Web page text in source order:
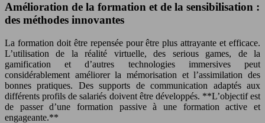
Amélioration de la formation et de la sensibilisation :
des méthodes innovantes
La formation doit être repensée pour être plus attrayante et efficace.
L’utilisation de la réalité virtuelle, des serious games, de la
gamification et d’autres technologies immersives peut
considérablement améliorer la mémorisation et l’assimilation des
bonnes pratiques. Des supports de communication adaptés aux
différents profils de salariés doivent être développés. **L’objectif est
de passer d’une formation passive à une formation active et
engageante.**